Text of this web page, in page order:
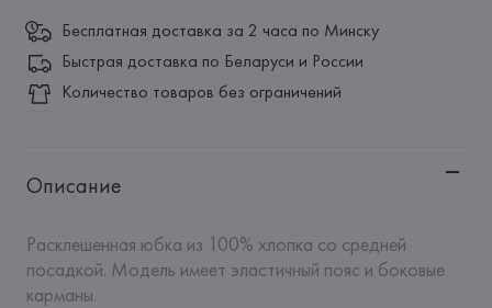
Бесплатная доставка за 2 часа по Минску
Быстрая доставка по Беларуси и России
Количество товаров без ограничений
Описание
Расклешенная юбка из 100% хлопка со средней
посадкой. Модель имеет эластичный пояс и боковые
карманы.